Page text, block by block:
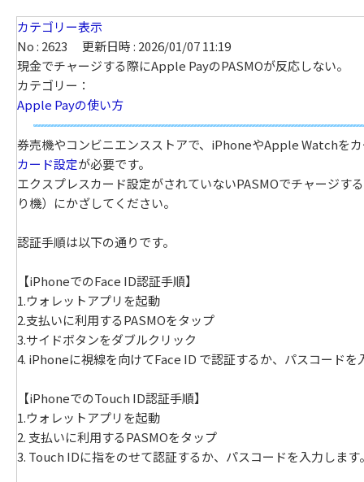
カテゴリー表示
No : 2623
更新日時 : 2026/01/07 11:19
現金でチャージする際にApple PayのPASMOが反応しない。
カテゴリー：
Apple Payの使い方
券売機やコンビニエンスストアで、iPhoneやApple Watchを
カード設定が必要です。
エクスプレスカード設定がされていないPASMOでチャージ
り機）にかざしてください。
認証手順は以下の通りです。
【iPhoneでのFace ID認証手順】
1.ウォレットアプリを起動
2.支払いに利用するPASMOをタップ
3.サイドボタンをダブルクリック
4. iPhoneに視線を向けてFace ID で認証するか、パスコードを
【iPhoneでのTouch ID認証手順】
1.ウォレットアプリを起動
2. 支払いに利用するPASMOをタップ
3. Touch IDに指をのせて認証するか、パスコードを入力します